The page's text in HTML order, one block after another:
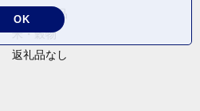
卵・乳製品
米・穀物
返礼品なし
OK